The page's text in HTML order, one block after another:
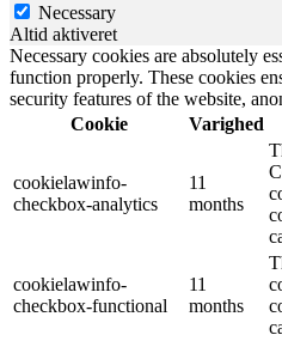
Necessary
Altid aktiveret
Necessary cookies are absolutely
function properly. These cookies
security features of the website,
Cookie
Varighed
cookielawinfo-
checkbox-analytics
11
months
cookielawinfo-
checkbox-functional
11
months